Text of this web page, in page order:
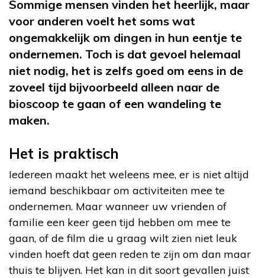
Sommige mensen vinden het heerlijk, maar
voor anderen voelt het soms wat
ongemakkelijk om dingen in hun eentje te
ondernemen. Toch is dat gevoel helemaal
niet nodig, het is zelfs goed om eens in de
zoveel tijd bijvoorbeeld alleen naar de
bioscoop te gaan of een wandeling te
maken.
Het is praktisch
Iedereen maakt het weleens mee, er is niet altijd
iemand beschikbaar om activiteiten mee te
ondernemen. Maar wanneer uw vrienden of
familie een keer geen tijd hebben om mee te
gaan, of de film die u graag wilt zien niet leuk
vinden hoeft dat geen reden te zijn om dan maar
thuis te blijven. Het kan in dit soort gevallen juist